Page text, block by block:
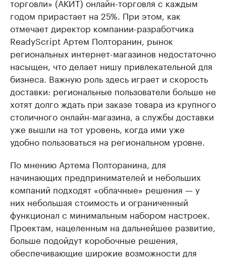
торговли» (АКИТ) онлайн-торговля с каждым
годом прирастает на 25%. При этом, как
отмечает директор компании-разработчика
ReadyScript Артем Полторанин, рынок
региональных интернет-магазинов недостаточно
насыщен, что делает нишу привлекательной для
бизнеса. Важную роль здесь играет и скорость
доставки: региональные пользователи больше не
хотят долго ждать при заказе товара из крупного
столичного онлайн-магазина, а службы доставки
уже вышли на тот уровень, когда ими уже
удобно пользоваться на региональном уровне.
По мнению Артема Полторанина, для
начинающих предпринимателей и небольших
компаний подходят «облачные» решения — у
них небольшая стоимость и ограниченный
функционал с минимальным набором настроек.
Проектам, нацеленным на дальнейшее развитие,
больше подойдут коробочные решения,
обеспечивающие широкие возможности для